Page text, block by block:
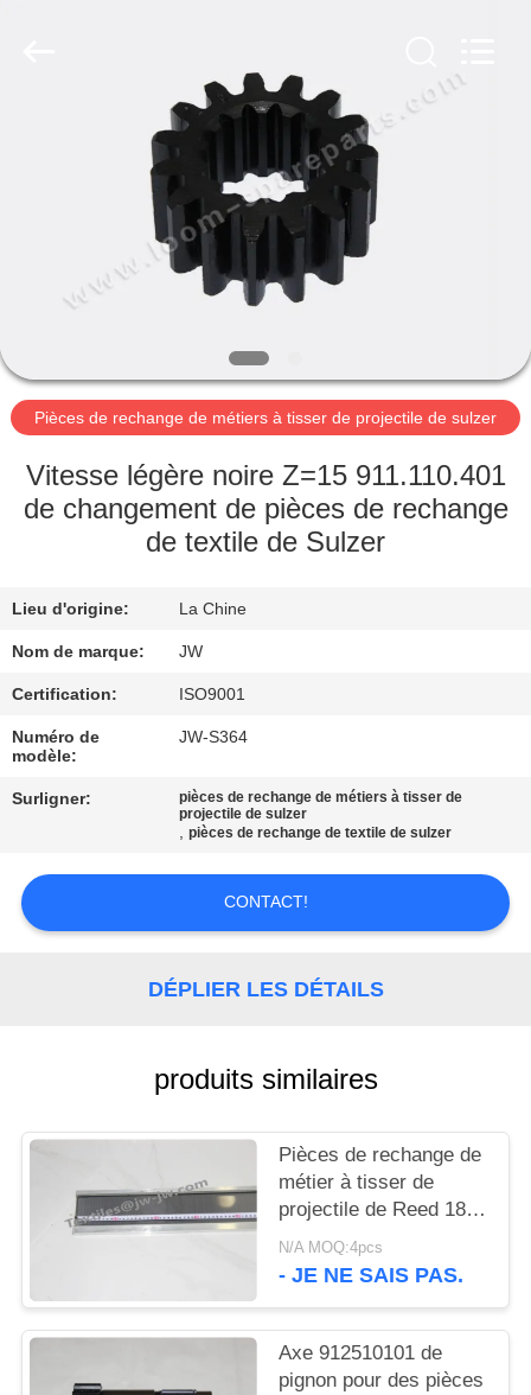
PRODUITS
PROPOS
DE
NOUS
VISITE
D'USINE
DE
LA
QUALITÉ
CONTACT
NOUVELLES
DEMANDE
SOUMISSION
SITE
PRIVACY
Pièces de rechange de métiers à tisser de projectile de sulzer
Vitesse légère noire Z=15 911.110.401
de changement de pièces de rechange
de textile de Sulzer
Lieu d'origine: La Chine
Nom de marque: JW
Certification: ISO9001
Numéro de
modèle:
JW-S364
Surligner:
pièces de rechange de métiers à tisser de
projectile de sulzer
,pièces de rechange de textile de sulzer
CONTACT!
DÉPLIER LES DÉTAILS
produits similaires
Pièces de rechange de
métier à tisser de
projectile de Reed 18/
㎝X165㎝X11.0cm
Sulzer
N/A MOQ:4pcs
- JE NE SAIS PAS.
Axe 912510101 de
pignon pour des pièces